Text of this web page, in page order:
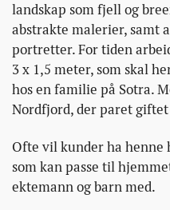
landskap som fjell og
abstrakte malerier, samt
portretter. For tiden
3 x 1,5 meter, som skal
hos en familie på Sotra.
Nordfjord, der paret giftet
Ofte vil kunder ha henne
som kan passe til
ektemann og barn med.